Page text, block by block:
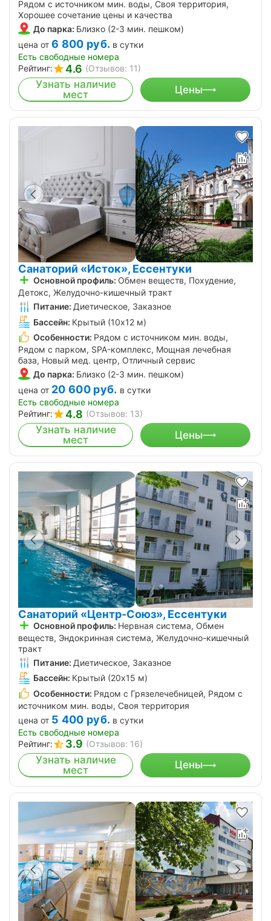
Рядом с источником мин. воды, Своя территория,
Хорошее сочетание цены и качества
До парка: Близко (2-3 мин. пешком)
цена от 6 800 руб. в сутки
Есть свободные номера
Рейтинг:
4.6 (Отзывов: 11)
Узнать наличие
мест
Цены
Санаторий «Исток», Ессентуки
Основной профиль: Обмен веществ, Похудение,
Детокс, Желудочно-кишечный тракт
Питание: Диетическое, Заказное
Бассейн: Крытый (10х12 м)
Особенности: Рядом с источником мин. воды,
Рядом с парком, SPA-комплекс, Мощная лечебная
база, Новый мед. центр, Отличный сервис
До парка: Близко (2-3 мин. пешком)
цена от 20 600 руб. в сутки
Есть свободные номера
Рейтинг:
4.8 (Отзывов: 13)
Узнать наличие
мест
Цены
Санаторий «Центр-Союз», Ессентуки
Основной профиль: Нервная система, Обмен
веществ, Эндокринная система, Желудочно-кишечный
тракт
Питание: Диетическое, Заказное
Бассейн: Крытый (20х15 м)
Особенности: Рядом с Грязелечебницей, Рядом с
источником мин. воды, Своя территория
цена от 5 400 руб. в сутки
Есть свободные номера
Рейтинг:
3.9 (Отзывов: 16)
Узнать наличие
мест
Цены